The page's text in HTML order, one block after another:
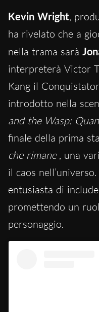
Kevin Wright,
ha rivelato che a
nella trama sarà
interpreterà Victor
Kang il
introdotto nella
and the Wasp:
finale della prima
che rimane , una
il caos
entusiasta di
promettendo un
personaggio.